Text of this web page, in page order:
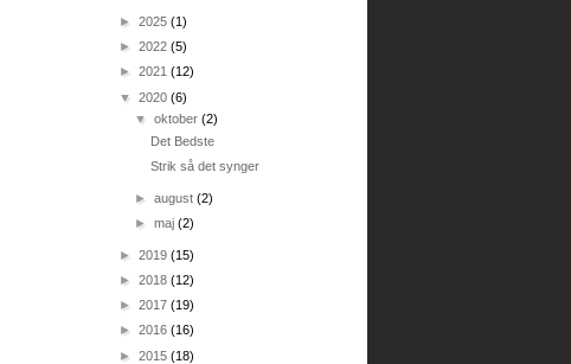
► 2025 (1)
► 2022 (5)
► 2021 (12)
▼ 2020 (6)
▼oktober(2)
Det Bedste
Strik så det synger
►august(2)
►maj(2)
► 2019 (15)
► 2018 (12)
► 2017 (19)
► 2016 (16)
► 2015 (18)